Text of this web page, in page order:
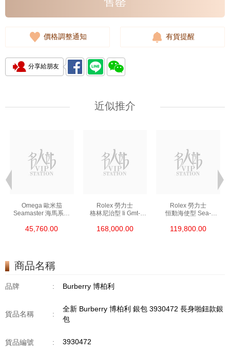
價格調整通知 有貨提醒
分享給朋友
近似推介
Omega 歐米茄
Seamaster 海馬系列
精鋼 Nekton Edition
45,760.00
Rolex 勞力士
格林尼治型 Ii Gmt-
0002 18kt玫瑰金/鋼
168,000.00
Rolex 勞力士
恒動海使型 Sea-
精鋼 單紅
119,800.00
商品名稱
品牌 : Burberry 博柏利
貨品名稱 :
全新 Burberry 博柏利 銀包 3930472 長身啪鈕款銀
包
貨品編號 : 3930472